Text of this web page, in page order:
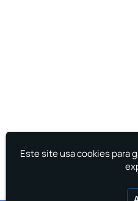
Este site usa cookies para